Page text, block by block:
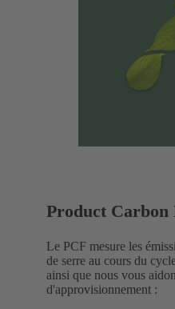
Product
Le PCF mesure les
de serre au cours du
ainsi que nous vous
d'approvisionnement :